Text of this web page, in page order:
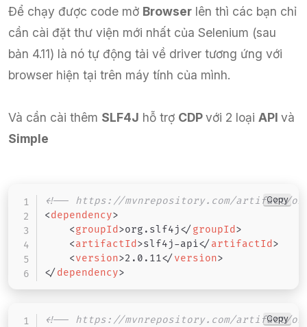
Để chạy được code mở Browser lên thì các bạn chỉ
cần cài đặt thư viện mới nhất của Selenium (sau
bản 4.11) là nó tự động tải về driver tương ứng với
browser hiện tại trên máy tính của mình.
Và cần cài thêm SLF4J hỗ trợ CDPvới 2 loại API và
Simple
<!-- https://mvnrepository.com/artifact/
<dependency>
<groupId >org.slf4j</groupId >
<artifactId >slf4j-api</artifactId >
<version>2.0.11</version>
</dependency>
Copy
<!-- https://mvnrepository.com/artifact/
Copy